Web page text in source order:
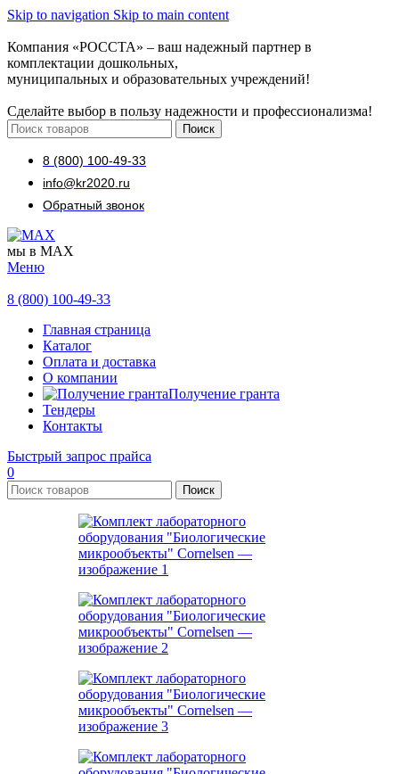
Skip to navigation Skip to main content
Компания «РОССТА» – ваш надежный партнер в
комплектации дошкольных,
муниципальных и образовательных учреждений!
Сделайте выбор в пользу надежности и профессионализма!
Поиск
8 (800) 100-49-33
info@kr2020.ru
Обратный звонок
мы в MAX
Меню
8 (800) 100-49-33
Главная страница
Каталог
Оплата и доставка
О компании
Получение гранта
Тендеры
Контакты
Быстрый запрос прайса
0
Поиск